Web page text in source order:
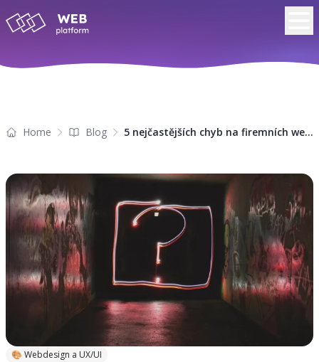
Home Blog 5 nejčastějších chyb na firemních webech, které odrazují zákazníky
🎨 Webdesign a UX/UI